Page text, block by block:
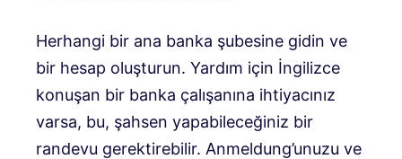
Herhangi bir ana banka şubesine gidin ve
bir hesap oluşturun. Yardım için İngilizce
konuşan bir banka çalışanına ihtiyacınız
varsa, bu, şahsen yapabileceğiniz bir
randevu gerektirebilir. Anmeldung’unuzu ve